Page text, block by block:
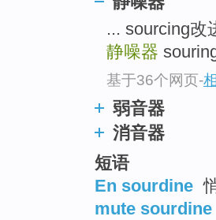
... sourcing
静噪器
基于36个网页-
弱音器
消音器
短语
En sourdine
mute sourdine